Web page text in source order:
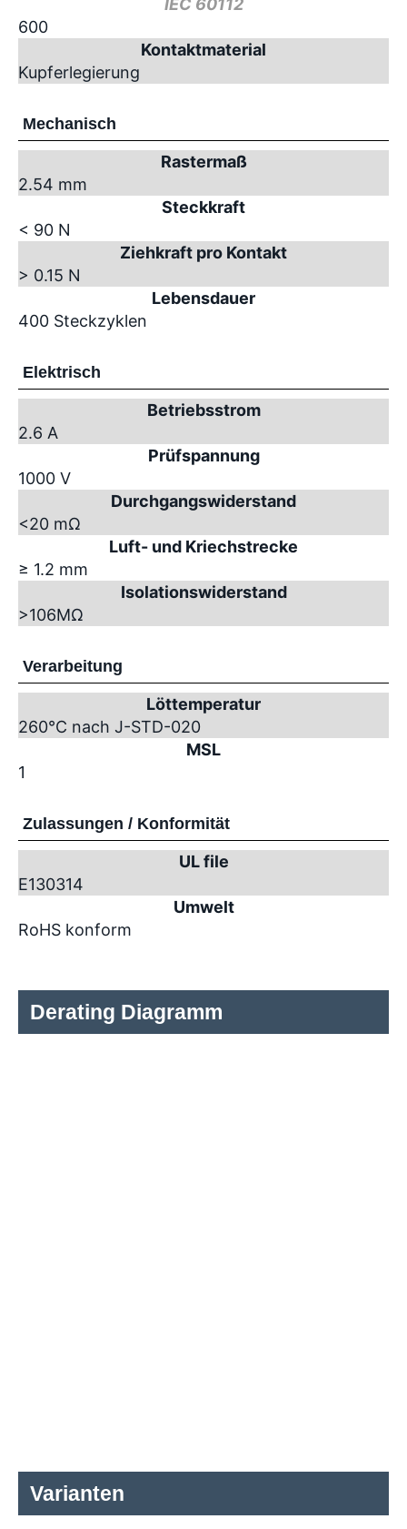
IEC 60112
600
Kontaktmaterial
Kupferlegierung
Mechanisch
Rastermaß
2.54 mm
Steckkraft
< 90 N
Ziehkraft pro Kontakt
> 0.15 N
Lebensdauer
400 Steckzyklen
Elektrisch
Betriebsstrom
2.6 A
Prüfspannung
1000 V
Durchgangswiderstand
<20 mΩ
Luft- und Kriechstrecke
≥ 1.2 mm
Isolationswiderstand
>106MΩ
Verarbeitung
Löttemperatur
260°C nach J-STD-020
MSL
1
Zulassungen / Konformität
UL file
E130314
Umwelt
RoHS konform
Derating Diagramm
Varianten